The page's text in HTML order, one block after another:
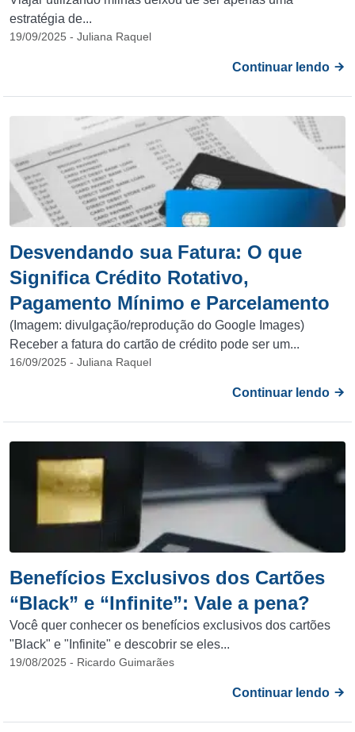
estratégia de...
19/09/2025 - Juliana Raquel
Continuar lendo
Desvendando sua Fatura: O que
Significa Crédito Rotativo,
Pagamento Mínimo e Parcelamento
(Imagem: divulgação/reprodução do Google Images)
Receber a fatura do cartão de crédito pode ser um...
16/09/2025 - Juliana Raquel
Continuar lendo
Benefícios Exclusivos dos Cartões
“Black” e “Infinite”: Vale a pena?
Você quer conhecer os benefícios exclusivos dos cartões
"Black" e "Infinite" e descobrir se eles...
19/08/2025 - Ricardo Guimarães
Continuar lendo